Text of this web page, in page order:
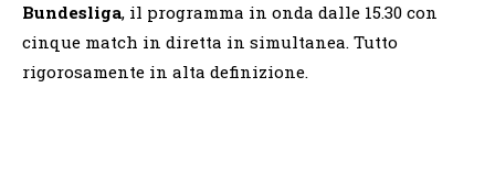
Bundesliga, il programma in onda dalle 15.30 con
cinque match in diretta in simultanea. Tutto
rigorosamente in alta definizione.